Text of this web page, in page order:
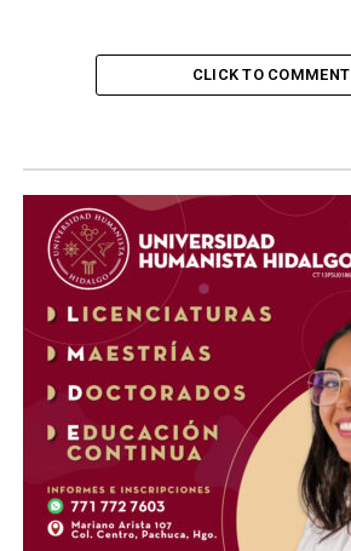
CLICK TO COMMENT